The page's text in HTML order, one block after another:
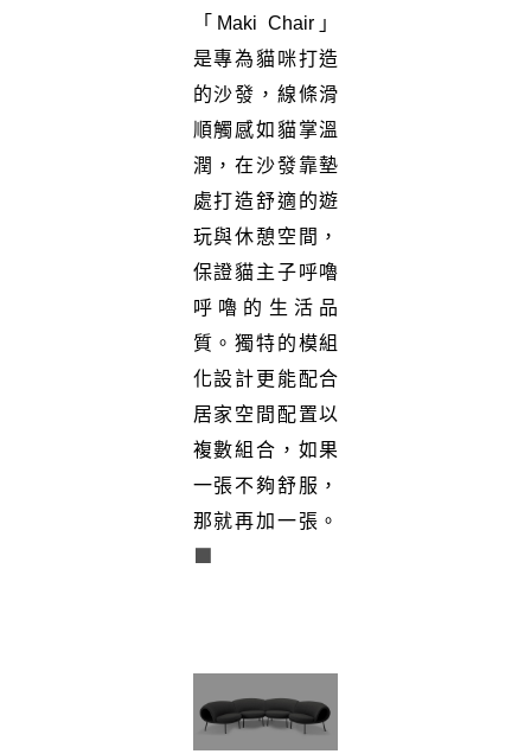
「Maki Chair」
是專為貓咪打造
的沙發，線條滑
順觸感如貓掌溫
潤，在沙發靠墊
處打造舒適的遊
玩與休憩空間，
保證貓主子呼嚕
呼嚕的生活品
質。獨特的模組
化設計更能配合
居家空間配置以
複數組合，如果
一張不夠舒服，
那就再加一張。
■